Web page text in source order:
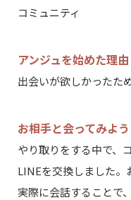
コミュニティ
アンジュを始めた理由
出会いが欲しかったため
お相手と会ってみよ
やり取りをする中で、
LINEを交換しました。
実際に会話することで